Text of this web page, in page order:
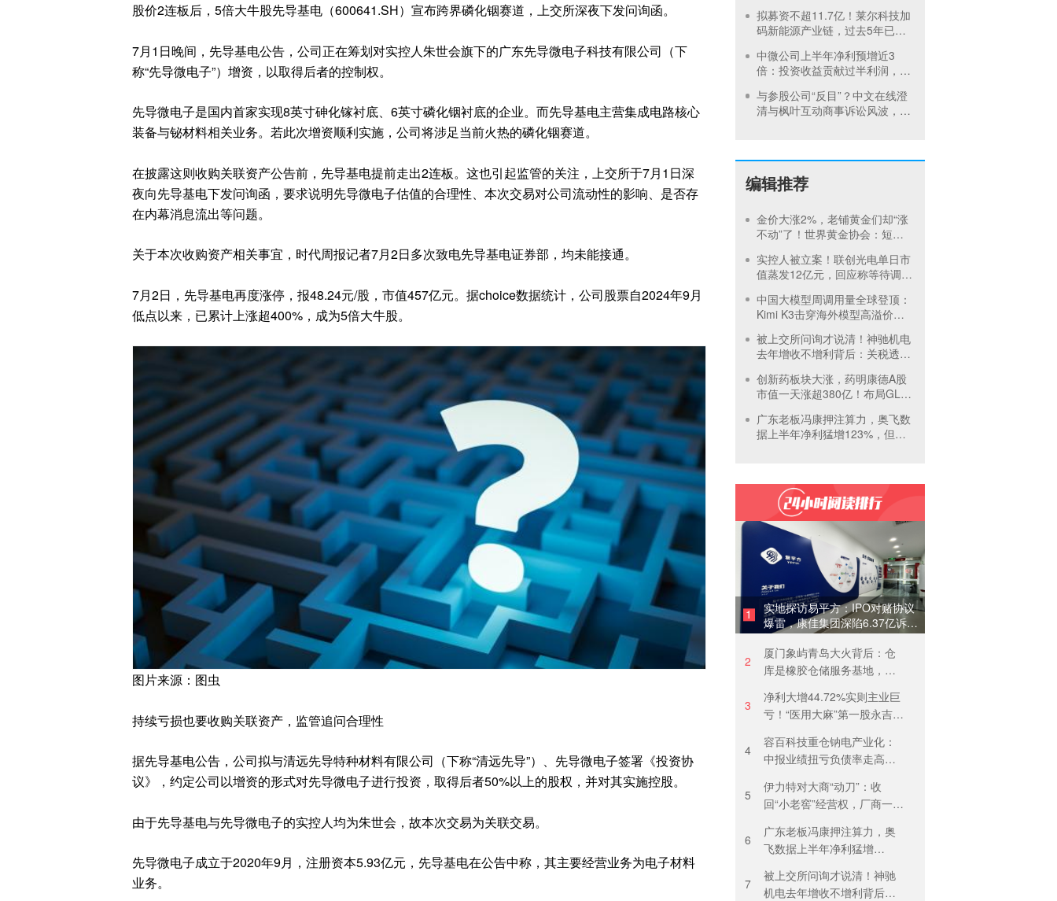
股价2连板后，5倍大牛股先导基电（600641.SH）宣布跨界磷化铟赛道，上交所深夜下发问询函。
7月1日晚间，先导基电公告，公司正在筹划对实控人朱世会旗下的广东先导微电子科技有限公司（下
称“先导微电子”）增资，以取得后者的控制权。
先导微电子是国内首家实现8英寸砷化镓衬底、6英寸磷化铟衬底的企业。而先导基电主营集成电路核心
装备与铋材料相关业务。若此次增资顺利实施，公司将涉足当前火热的磷化铟赛道。
在披露这则收购关联资产公告前，先导基电提前走出2连板。这也引起监管的关注，上交所于7月1日深
夜向先导基电下发问询函，要求说明先导微电子估值的合理性、本次交易对公司流动性的影响、是否存
在内幕消息流出等问题。
关于本次收购资产相关事宜，时代周报记者7月2日多次致电先导基电证券部，均未能接通。
7月2日，先导基电再度涨停，报48.24元/股，市值457亿元。据choice数据统计，公司股票自2024年9月
低点以来，已累计上涨超400%，成为5倍大牛股。
图片来源：图虫
持续亏损也要收购关联资产，监管追问合理性
据先导基电公告，公司拟与清远先导特种材料有限公司（下称“清远先导”）、先导微电子签署《投资协
议》，约定公司以增资的形式对先导微电子进行投资，取得后者50%以上的股权，并对其实施控股。
由于先导基电与先导微电子的实控人均为朱世会，故本次交易为关联交易。
先导微电子成立于2020年9月，注册资本5.93亿元，先导基电在公告中称，其主要经营业务为电子材料
业务。
拟募资不超11.7亿！莱尔科技加
码新能源产业链，过去5年已定
中微公司上半年净利预增近3
倍：投资收益贡献过半利润，设
与参股公司“反目”？中文在线澄
清与枫叶互动商事诉讼风波，重
编辑推荐
金价大涨2%，老铺黄金们却“涨
不动”了！世界黄金协会：短期
实控人被立案！联创光电单日市
值蒸发12亿元，回应称等待调查
中国大模型周调用量全球登顶：
Kimi K3击穿海外模型高溢价壁
被上交所问询才说清！神驰机电
去年增收不增利背后：关税透支
创新药板块大涨，药明康德A股
市值一天涨超380亿！布局GLP-
广东老板冯康押注算力，奥飞数
据上半年净利猛增123%，但总
1
实地探访易平方：IPO对赌协议
爆雷，康佳集团深陷6.37亿诉讼
泥潭
2
厦门象屿青岛大火背后：仓
库是橡胶仓储服务基地，当
进行安全管理培训
3
净利大增44.72%实则主业巨
亏！“医用大麻”第一股永吉股
收益“保盈”
4
容百科技重仓钠电产业化：
中报业绩扭亏负债率走高，
5
伊力特对大商“动刀”：收
回“小老窖”经营权，厂商一体
6
广东老板冯康押注算力，奥
飞数据上半年净利猛增
元
7
被上交所问询才说清！神驰
机电去年增收不增利背后：